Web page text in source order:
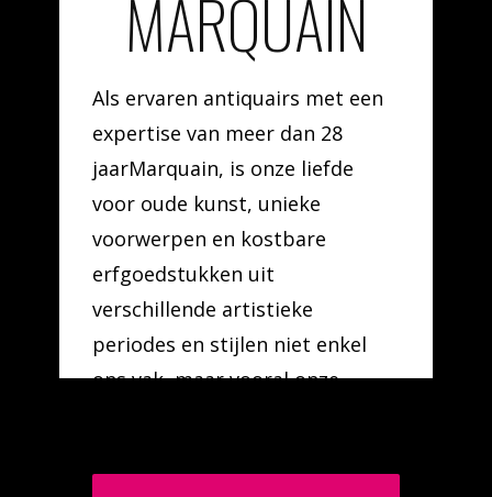
MARQUAIN
Als ervaren antiquairs met een
expertise van meer dan 28
jaarMarquain, is onze liefde
voor oude kunst, unieke
voorwerpen en kostbare
erfgoedstukken uit
verschillende artistieke
periodes en stijlen niet enkel
ons vak, maar vooral onze